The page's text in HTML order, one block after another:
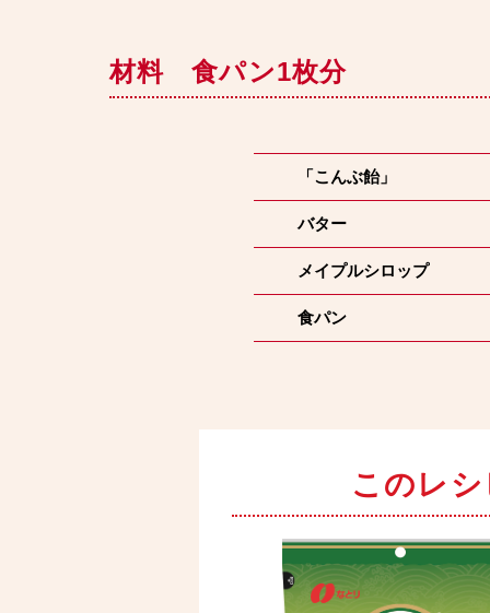
材料 食パン1枚分
「こんぶ飴」
バター
メイプルシロップ
食パン
このレ